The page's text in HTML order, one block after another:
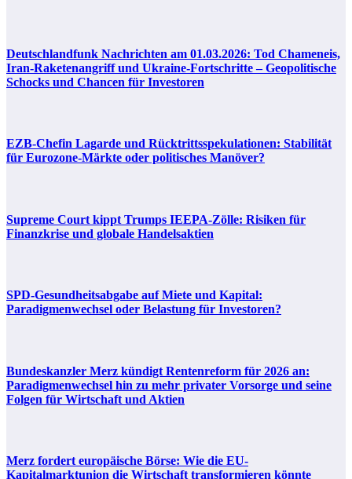
Deutschlandfunk Nachrichten am 01.03.2026: Tod Chameneis,
Iran-Raketenangriff und Ukraine-Fortschritte – Geopolitische
Schocks und Chancen für Investoren
EZB-Chefin Lagarde und Rücktrittsspekulationen: Stabilität
für Eurozone-Märkte oder politisches Manöver?
Supreme Court kippt Trumps IEEPA-Zölle: Risiken für
Finanzkrise und globale Handelsaktien
SPD-Gesundheitsabgabe auf Miete und Kapital:
Paradigmenwechsel oder Belastung für Investoren?
Bundeskanzler Merz kündigt Rentenreform für 2026 an:
Paradigmenwechsel hin zu mehr privater Vorsorge und seine
Folgen für Wirtschaft und Aktien
Merz fordert europäische Börse: Wie die EU-
Kapitalmarktunion die Wirtschaft transformieren könnte